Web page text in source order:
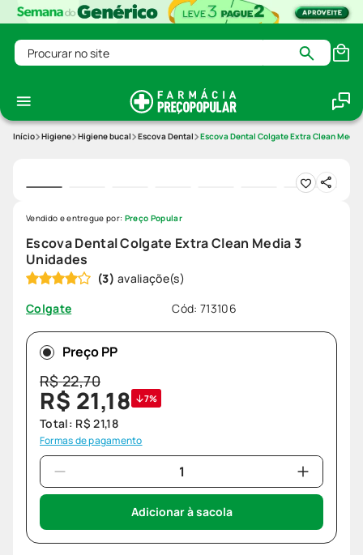
Procurar no site
Higiene Higiene bucal Escova Dental Escova Dental Colgate Extra Clean Media
Escova Dental Colgate Extra Clean Media 3
Unidades
(3)
Colgate
Cód: 713106
Vendido e entregue por: Preço Popular
Preço PP
R$22,70
R$ 21,18 7%
Total: R$ 21,18
Formas de pagamento
Adicionar à sacola